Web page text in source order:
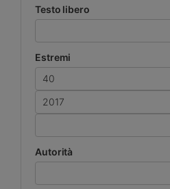
Testo libero
Estremi
Autorità